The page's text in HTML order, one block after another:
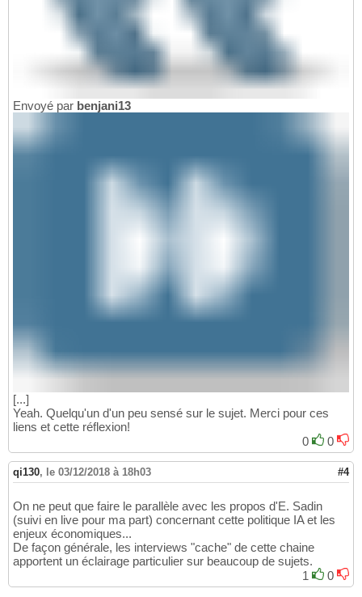
Envoyé par benjani13
[...]
Yeah. Quelqu'un d'un peu sensé sur le sujet. Merci pour ces
liens et cette réflexion!
0
0
qi130, le 03/12/2018 à 18h03 #4
On ne peut que faire le parallèle avec les propos d'E. Sadin
(suivi en live pour ma part) concernant cette politique IA et les
enjeux économiques...
De façon générale, les interviews "cache" de cette chaine
apportent un éclairage particulier sur beaucoup de sujets.
1
0